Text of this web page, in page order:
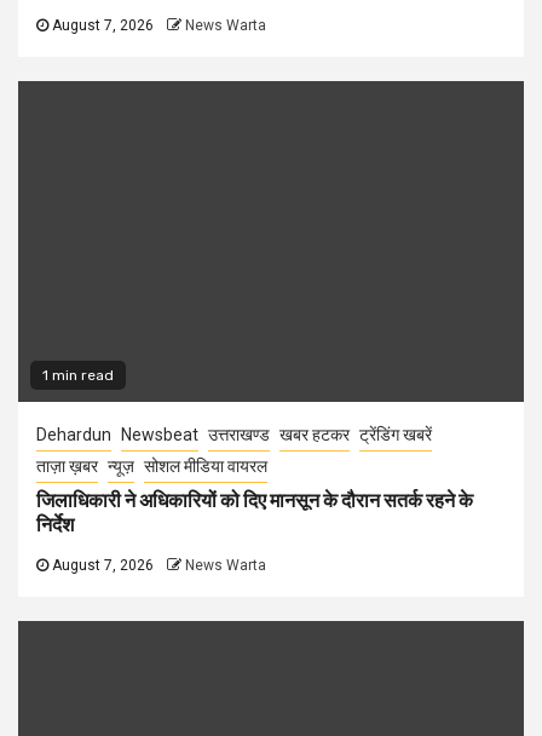
August 7, 2026 News Warta
1 min read
Dehardun Newsbeat उत्तराखण्ड खबर हटकर ट्रेंडिंग खबरें
ताज़ा ख़बर न्यूज़ सोशल मीडिया वायरल
जिलाधिकारी ने अधिकारियों को दिए मानसून के दौरान सतर्क रहने के
निर्देश
August 7, 2026 News Warta